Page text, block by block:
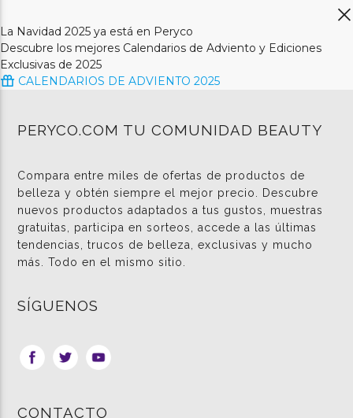
La Navidad 2025 ya está en Peryco
Descubre los mejores Calendarios de Adviento y Ediciones
Exclusivas de 2025
CALENDARIOS DE ADVIENTO 2025
PERYCO.COM TU COMUNIDAD BEAUTY
Compara entre miles de ofertas de productos de
belleza y obtén siempre el mejor precio. Descubre
nuevos productos adaptados a tus gustos, muestras
gratuitas, participa en sorteos, accede a las últimas
tendencias, trucos de belleza, exclusivas y mucho
más. Todo en el mismo sitio.
SÍGUENOS
CONTACTO